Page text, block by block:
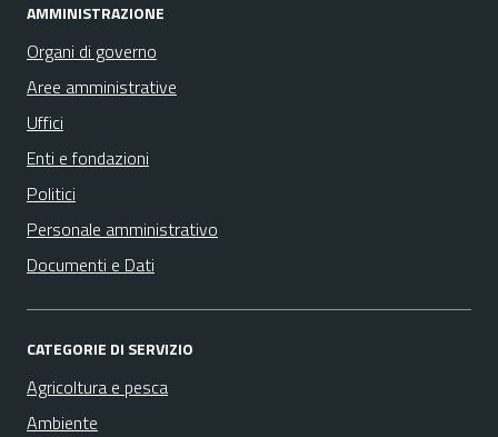
AMMINISTRAZIONE
Organi di governo
Aree amministrative
Uffici
Enti e fondazioni
Politici
Personale amministrativo
Documenti e Dati
CATEGORIE DI SERVIZIO
Agricoltura e pesca
Ambiente